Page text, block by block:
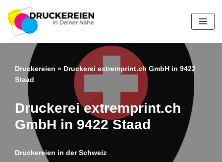
Zum
Inhalt
springen
Druckereien » Druckerei extremprint.ch GmbH in 9422
Staad
Druckerei extremprint.ch
GmbH in 9422 Staad
Druckereien in der Schweiz